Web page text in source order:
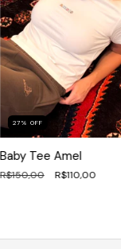
27 % OFF
Baby Tee Amel
R$150,00 R$110,00